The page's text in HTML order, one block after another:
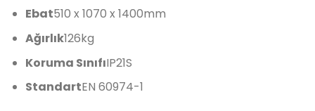
Ebat510 x 1070 x 1400mm
Ağırlık126kg
Koruma SınıfıIP21S
StandartEN 60974-1